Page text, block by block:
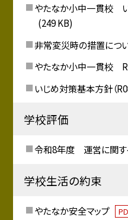
やたなか小中一貫校
(249 KB)
非常変災時の措置につ
やたなか小中一貫校
いじめ対策基本方針（
学校評価
令和8年度 運営に関す
学校生活の約束
やたなか安全マップ